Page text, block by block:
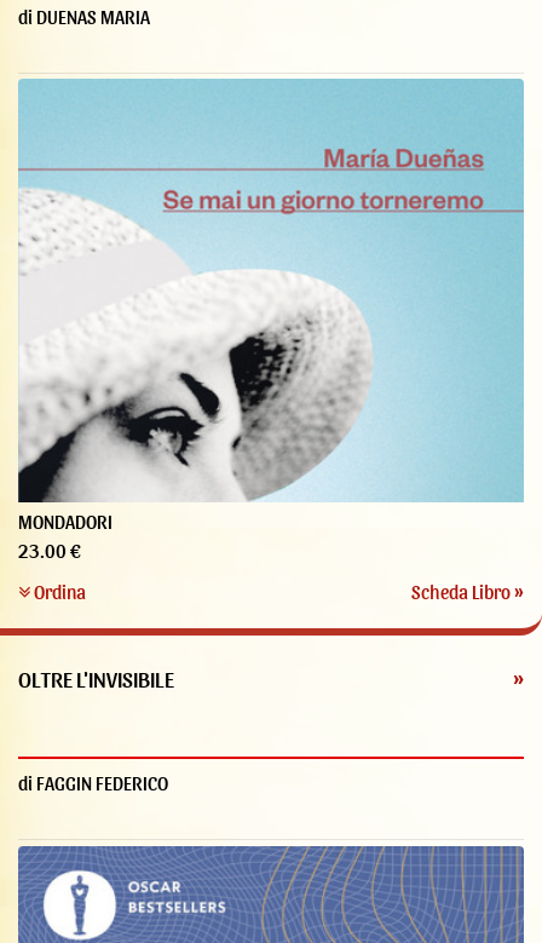
di DUENAS MARIA
MONDADORI
23.00 €
Ordina
Scheda Libro »
OLTRE L'INVISIBILE »
di FAGGIN FEDERICO